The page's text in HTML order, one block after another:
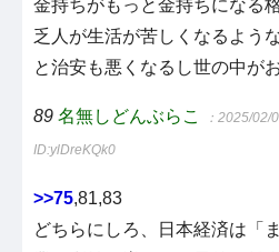
金持ちがもっと金持ちになる
乏人が生活が苦しくなるよう
と治安も悪くなるし世の中が
89 名無しどんぶらこ ：2025/02/
ID:ylDreKQk0
>>75,81,83
どちらにしろ、日本経済は「